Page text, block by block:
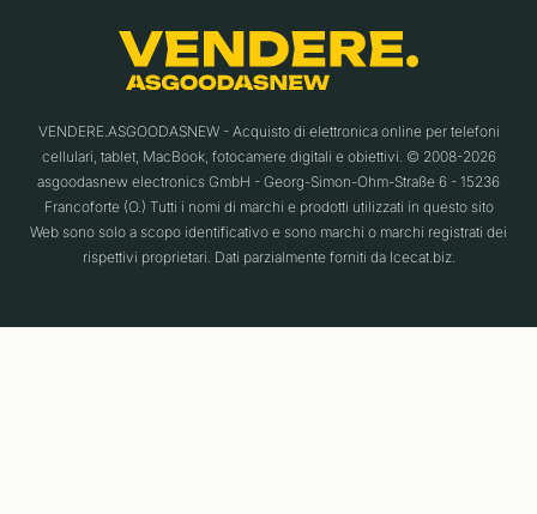
VENDERE.ASGOODASNEW - Acquisto di elettronica online per telefoni
cellulari, tablet, MacBook, fotocamere digitali e obiettivi. © 2008-2026
asgoodasnew electronics GmbH - Georg-Simon-Ohm-Straße 6 - 15236
Francoforte (O.) Tutti i nomi di marchi e prodotti utilizzati in questo sito
Web sono solo a scopo identificativo e sono marchi o marchi registrati dei
rispettivi proprietari. Dati parzialmente forniti da Icecat.biz.